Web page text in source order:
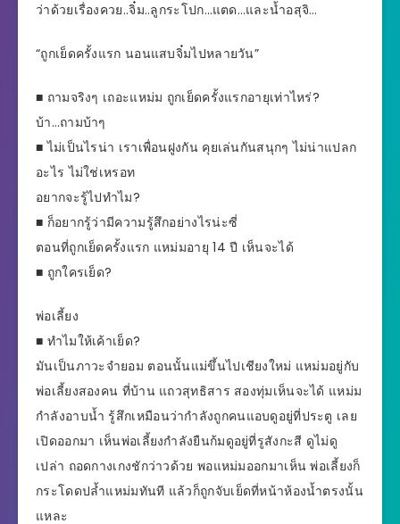
ว่าด้วยเรื่องควย..จิ๋ม..ลูกระโปก…แตด…และน้ำอสุจิ…
“ถูกเย็ดครั้งแรก นอนแสบจิ๋มไปหลายวัน”
■ ถามจริงๆ เถอะแหม่ม ถูกเย็ดครั้งแรกอายุเท่าไหร่?
บ้า…ถามบ้าๆ
■ ไม่เป็นไรน่า เราเพื่อนฝูงกัน คุยเล่นกันสนุกๆ ไม่น่าแปลก
อะไร ไม่ใช่เหรอท
อยากจะรู้ไปทำไม?
■ ก็อยากรู้ว่ามีความรู้สึกอย่างไรน่ะซี่
ตอนที่ถูกเย็ดครั้งแรก แหม่มอายุ 14 ปี เห็นจะได้
■ ถูกใครเย็ด?
พ่อเลี้ยง
■ ทำไมให้เค้าเย็ด?
มันเป็นภาวะจำยอม ตอนนั้นแม่ขึ้นไปเชียงใหม่ แหม่มอยู่กับ
พ่อเลี้ยงสองคน ที่บ้าน แถวสุทธิสาร สองทุ่มเห็นจะได้ แหม่ม
กำลังอาบน้ำ รู้สึกเหมือนว่ากำลังถูกคนแอบดูอยู่ที่ประตู เลย
เปิดออกมา เห็นพ่อเลี้ยงกำลังยืนก้มดูอยู่ที่รูสังกะสี ดูไม่ดู
เปล่า ถอดกางเกงชักว่าวด้วย พอแหม่มออกมาเห็น พ่อเลี้ยงก็
กระโดดปล้ำแหม่มทันที แล้วก็ถูกจับเย็ดที่หน้าห้องน้ำตรงนั้น
แหละ